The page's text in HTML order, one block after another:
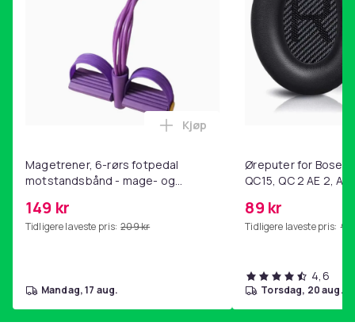
Magetrener, 6-rørs fotpedal
motstandsbånd - mage- og
hjemmegymnastikk Purple
149 kr
Tidligere laveste pris: 209 kr
Legg Magetrener, 6-rørs
Kjøp
mandag, 17 aug.
Øreputer for Bose
QC15, QC 2 AE 2, AE
89 kr
Tidligere laveste pris: 99
4,6
torsdag, 20 aug.